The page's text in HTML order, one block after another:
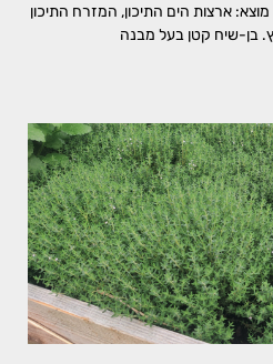
משפחה: שפתניים, Lamiaceae מוצא: ארצות הים התיכון, המזרח התיכון
בן-שיח קטן בעל מבנה